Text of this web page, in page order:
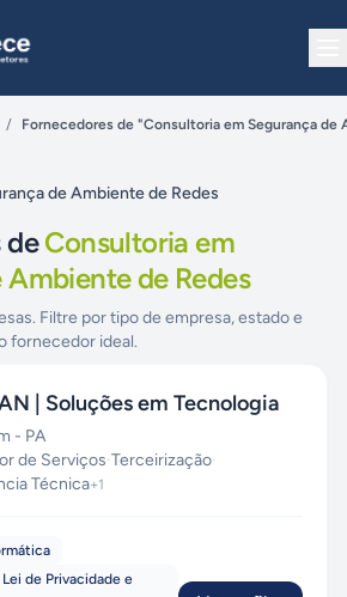
/ Fornecedores de "Consultoria em Segurança de
de Ambiente de Redes
deConsultoria em
de Redes
Filtre por tipo de empresa, estado e
fornecedor ideal.
| Soluções em Tecnologia
- PA
de Serviços·Terceirização·
Técnica+1
de Privacidade e